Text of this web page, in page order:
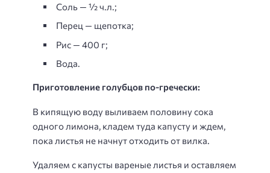
Соль — ½ ч.л.;
Перец — щепотка;
Рис — 400 г;
Вода.
Приготовление голубцов по-гречески:
В кипящую воду выливаем половину сока
одного лимона, кладем туда капусту и ждем,
пока листья не начнут отходить от вилка.
Удаляем с капусты вареные листья и оставляем